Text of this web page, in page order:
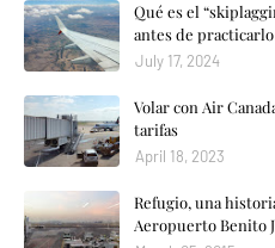
Qué es el
antes de practicarlo
July 17, 2024
Volar con Air
tarifas
April 18, 2023
Refugio, una
Aeropuerto Benito